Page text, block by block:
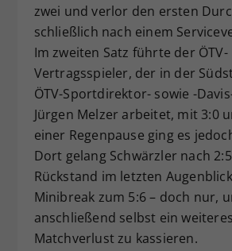
zwei und verlor den ersten
schließlich nach einem
Im zweiten Satz führte der ÖTV-
Vertragsspieler, der in der
ÖTV-Sportdirektor- sowie -
Jürgen Melzer arbeitet, mit 3:0
einer Regenpause ging es
Dort gelang Schwärzler nach
Rückstand im letzten
Minibreak zum 5:6 – doch nur,
anschließend selbst ein
Matchverlust zu kassieren.